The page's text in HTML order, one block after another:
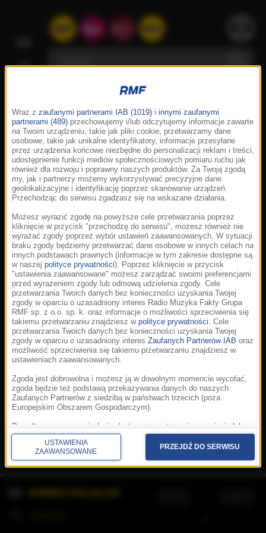
Korzystanie z portalu oznacza akceptację
Prywatność.Aplikacje.© 2026 Radio Muzyka
Fakty Grupa RMF sp. z o.o. sp. k.
Wraz z zaufanymi partnerami IAB (1019) i innymi zaufanymi
partnerami (489) przechowujemy i/lub odczytujemy informacje zawarte
na Twoim urządzeniu, takie jak pliki cookie, przetwarzamy dane
osobowe, takie jak unikalne identyfikatory, informacje przesyłane
przez urządzenia końcowe niezbędne do personalizacji reklam i treści,
udostępnienie funkcji mediów społecznościowych pomiaru ruchu jak
również dla rozwoju i poprawny naszych produktów. Za Twoją zgodą
my, jak i partnerzy możemy wykorzystywać precyzyjne dane
geolokalizacyjne i identyfikację poprzez skanowanie urządzeń.
Przechodząc do serwisu zgadzasz się na wskazane działania.
Możesz wyrazić zgodę na powyższe cele przetwarzania poprzez
kliknięcie w przycisk "przechodzę do serwisu", możesz również nie
wyrażać zgody poprzez wybór ustawień zaawansowanych. W sytuacji
braku zgody będziemy przetwarzać dane osobowe w innych celach na
innych podstawach prawnych (informacje w tym zakresie dostępne są
w naszej polityce prywatności). Poprzez kliknięcie w przycisk
"ustawienia zaawansowane" możesz zarządzać swoimi preferencjami
przed wyrażeniem zgody lub odmową udzielenia zgody. Cele
przetwarzania Twoich danych bez konieczności uzyskania Twojej
zgody w oparciu o uzasadniony interes Radio Muzyka Fakty Grupa
RMF sp. z o.o. sp. k. oraz informacje o możliwości sprzeciwienia się
takiemu przetwarzaniu znajdziesz w polityce prywatności. Cele
przetwarzania Twoich danych bez konieczności uzyskania Twojej
zgody w oparciu o uzasadniony interes Zaufanych Partnerów IAB oraz
możliwość sprzeciwienia się takiemu przetwarzaniu znajdziesz w
ustawieniach zaawansowanych.
Zgoda jest dobrowolna i możesz ją w dowolnym momencie wycofać,
zgoda będzie też podstawą przekazywania danych do naszych
Zaufanych Partnerów z siedzibą w państwach trzecich (poza
Europejskim Obszarem Gospodarczym).
Ponadto masz prawo żądania dostępu, sprostowania, usunięcia lub
ograniczenia przetwarzania danych, a także złożenia skargi do
Prezesa Urzędu Ochrony Danych Osobowych. W polityce prywatności
znajdziesz informacje jak wykonać swoje prawa. Szczegółowe
informacje na temat przetwarzania Twoich danych znajdują się w
USTAWIENIA
ZAAWANSOWANE
PRZEJDŹ DO SERWISU